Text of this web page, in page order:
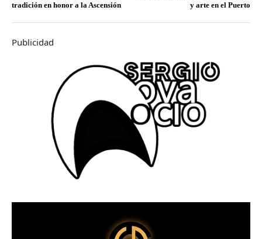
tradición en honor a la Ascensión
y arte en el Puerto
Publicidad